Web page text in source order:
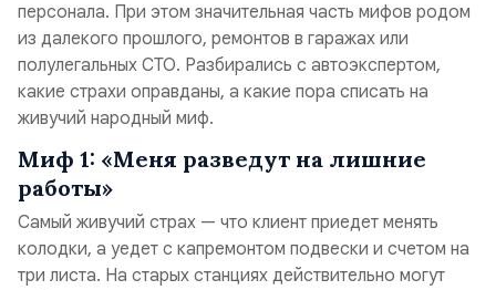
персонала. При этом значительная часть мифов родом
из далекого прошлого, ремонтов в гаражах или
полулегальных СТО. Разбирались с автоэкспертом,
какие страхи оправданы, а какие пора списать на
живучий народный миф.
Миф 1: «Меня разведут на лишние
работы»
Самый живучий страх — что клиент приедет менять
колодки, а уедет с капремонтом подвески и счетом на
три листа. На старых станциях действительно могут